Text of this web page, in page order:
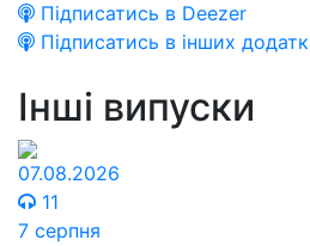
Підписатись в Deezer
Підписатись в інших
Інші випуски
07.08.2026
11
7 серпня